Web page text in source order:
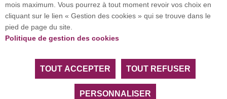
L’Université Paris-Saclay coordonne l'Alliance
européenne EUGLOH et est membre des réseaux
européens et internationaux CESAER, EUA, EUF,
Tous droits réservés Université Paris-Saclay
Accessibilité :partiellement conforme
mois maximum. Vous pourrez à tout moment revoir vos choix en
cliquant sur le lien « Gestion des cookies » qui se trouve dans le
pied de page du site.
Politique de gestion des cookies
TOUT ACCEPTER TOUT REFUSER
PERSONNALISER